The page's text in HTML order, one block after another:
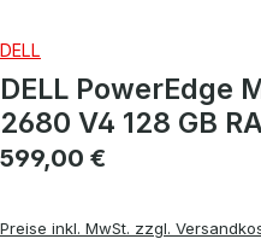
DELL
DELL PowerEdge
2680 V4 128 GB
Regulärer Preis:
599,00 €
Preise inkl. MwSt. zzgl.